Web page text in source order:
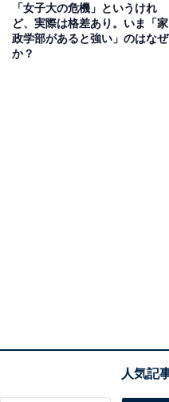
「女子大の危機」というけれ
ど、実際は格差あり。いま「家
政学部があると強い」のはなぜ
か？